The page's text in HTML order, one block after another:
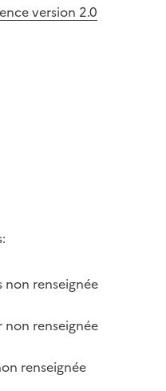
version 2.0
renseignée
non renseignée
renseignée